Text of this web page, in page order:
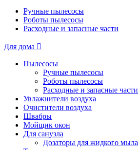
Ручные пылесосы
Роботы пылесосы
Расходные и запасные части
Для дома
Пылесосы
Ручные пылесосы
Роботы пылесосы
Расходные и запасные части
Увлажнители воздуха
Очистители воздуха
Швабры
Мойщик окон
Для санузла
Дозаторы для жидкого мыла